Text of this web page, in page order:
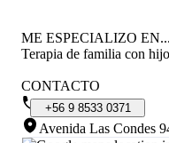
ME ESPECIALIZO EN...
Terapia de familia con
CONTACTO
+56 9 8533 0371
Avenida Las Condes